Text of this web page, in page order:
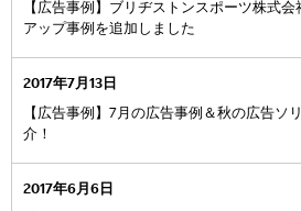
【広告事例】ブリヂストンスポーツ株式
アップ事例を追加しました
2017年7月13日
【広告事例】7月の広告事例＆秋の広告ソ
介！
2017年6月6日